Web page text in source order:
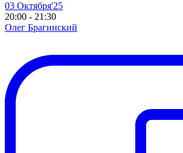
03 Октября'25
20:00 - 21:30
Олег Брагинский